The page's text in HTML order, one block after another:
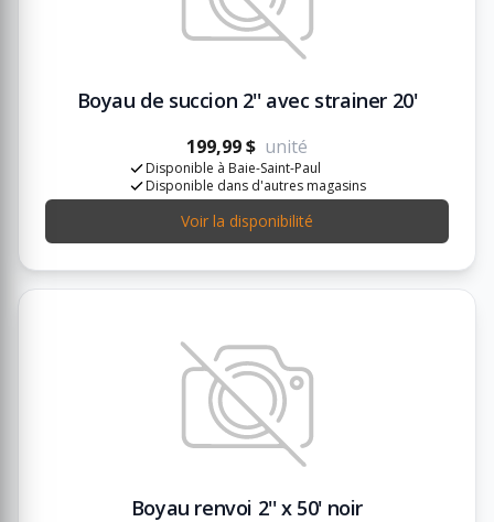
Boyau de succion 2'' avec strainer 20'
199,99 $ unité
Disponible à Baie-Saint-Paul
Disponible dans d'autres magasins
Voir la disponibilité
Boyau renvoi 2'' x 50' noir